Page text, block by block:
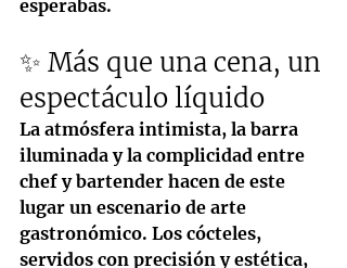
esperabas.
✨ Más que una cena, un
espectáculo líquido
La atmósfera intimista, la barra
iluminada y la complicidad entre
chef y bartender hacen de este
lugar un escenario de arte
gastronómico. Los cócteles,
servidos con precisión y estética,